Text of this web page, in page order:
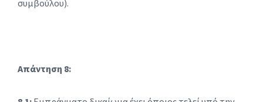
συμβούλου).
Απάντηση 8: